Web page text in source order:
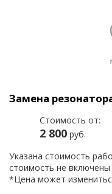
Замена
Стоимость от:
2 800 руб.
Указана стоимость
стоимость не
*Цена может